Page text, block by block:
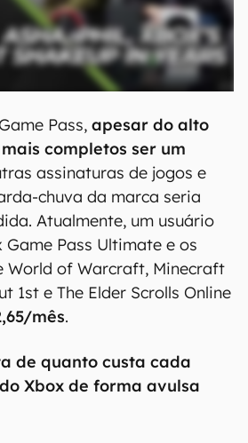
Pass, apesar do alto
completos ser um
assinaturas de jogos e
chuva da marca seria
Atualmente, um usuário
Pass Ultimate e os
World of Warcraft, Minecraft
1st e The Elder Scrolls Online
mês.
de quanto custa cada
Xbox de forma avulsa